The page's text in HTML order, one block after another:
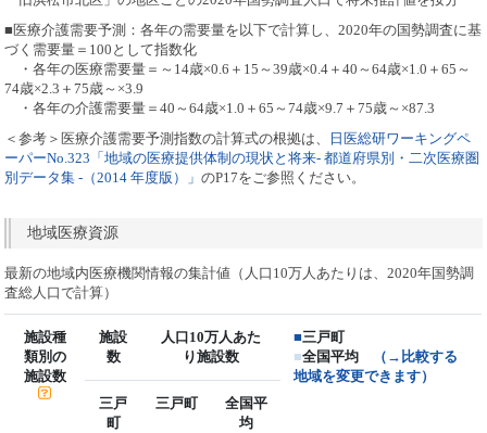
■医療介護需要予測：各年の需要量を以下で計算し、2020年の国勢調査に基
づく需要量＝100として指数化
・各年の医療需要量＝～14歳×0.6＋15～39歳×0.4＋40～64歳×1.0＋65～
74歳×2.3＋75歳～×3.9
・各年の介護需要量＝40～64歳×1.0＋65～74歳×9.7＋75歳～×87.3
＜参考＞医療介護需要予測指数の計算式の根拠は、
日医総研ワーキングペ
ーパーNo.323「地域の医療提供体制の現状と将来- 都道府県別・二次医療圏
別データ集 -（2014 年度版）」のP17をご参照ください。
地域医療資源
最新の地域内医療機関情報の集計値（人口10万人あたりは、2020年国勢調
査総人口で計算）
施設種
類別の
施設数
施設
数
人口10万人あた
り施設数
■三戸町
■全国平均
（→比較する
地域を変更できます）
三戸
町
三戸町
全国平
均